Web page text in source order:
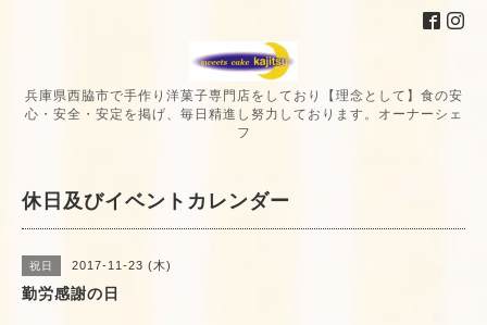
兵庫県西脇市で手作り洋菓子専門店をしており【理念として】食の安
心・安全・安定を掲げ、毎日精進し努力しております。オーナーシェ
フ
休日及びイベントカレンダー
祝日 2017-11-23 (木)
勤労感謝の日